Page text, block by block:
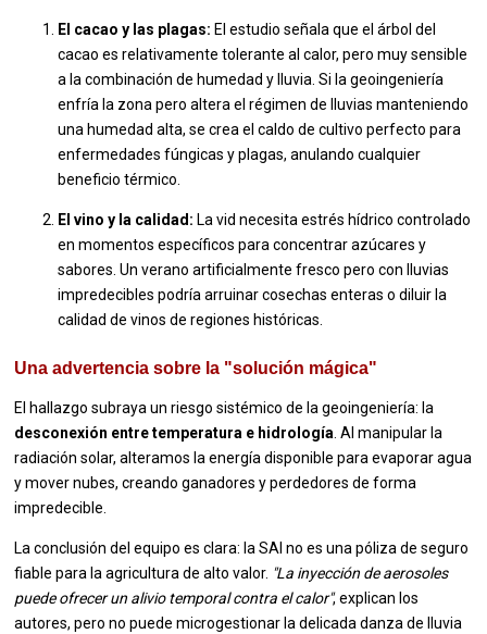
El cacao y las plagas: El estudio señala que el árbol del
cacao es relativamente tolerante al calor, pero muy sensible
a la combinación de humedad y lluvia. Si la geoingeniería
enfría la zona pero altera el régimen de lluvias manteniendo
una humedad alta, se crea el caldo de cultivo perfecto para
enfermedades fúngicas y plagas, anulando cualquier
beneficio térmico.
El vino y la calidad: La vid necesita estrés hídrico controlado
en momentos específicos para concentrar azúcares y
sabores. Un verano artificialmente fresco pero con lluvias
impredecibles podría arruinar cosechas enteras o diluir la
calidad de vinos de regiones históricas.
Una advertencia sobre la "solución mágica"
El hallazgo subraya un riesgo sistémico de la geoingeniería: la
desconexión entre temperatura e hidrología. Al manipular la
radiación solar, alteramos la energía disponible para evaporar agua
y mover nubes, creando ganadores y perdedores de forma
impredecible.
La conclusión del equipo es clara: la SAI no es una póliza de seguro
fiable para la agricultura de alto valor. "La inyección de aerosoles
puede ofrecer un alivio temporal contra el calor", explican los
autores, pero no puede microgestionar la delicada danza de lluvia